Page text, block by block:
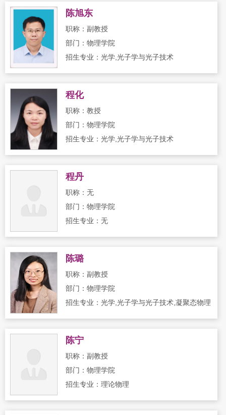
陈旭东
职称：副教授
部门：物理学院
招生专业：光学,光子学与光子技术
程化
职称：教授
部门：物理学院
招生专业：光学,光子学与光子技术
程丹
职称：无
部门：物理学院
招生专业：无
陈璐
职称：副教授
部门：物理学院
招生专业：光学,光子学与光子技术,凝聚态物理
陈宁
职称：副教授
部门：物理学院
招生专业：理论物理